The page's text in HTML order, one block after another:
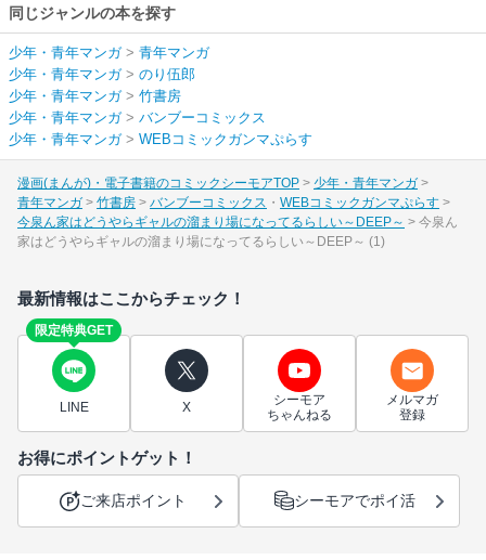
同じジャンルの本を探す
少年・青年マンガ> 青年マンガ
少年・青年マンガ> のり伍郎
少年・青年マンガ> 竹書房
少年・青年マンガ> バンブーコミックス
少年・青年マンガ> WEBコミックガンマぷらす
漫画(まんが)・電子書籍のコミックシーモアTOP
少年・青年マンガ
青年マンガ
竹書房 バンブーコミックス
WEBコミックガンマぷらす
今泉ん家はどうやらギャルの溜まり場になってるらしい～DEEP～
今泉ん
家はどうやらギャルの溜まり場になってるらしい～DEEP～ (1)
最新情報はここからチェック！
限定特典GET
LINE X
シーモア
ちゃんねる
メルマガ
登録
お得にポイントゲット！
ご来店ポイント シーモアでポイ活